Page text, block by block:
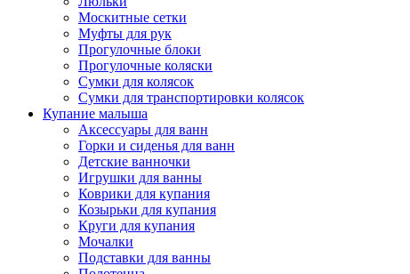
Москитные сетки
Муфты для рук
Прогулочные блоки
Прогулочные коляски
Сумки для колясок
Сумки для транспортировки колясок
Купание малыша
Аксессуары для ванн
Горки и сиденья для ванн
Детские ванночки
Игрушки для ванны
Коврики для купания
Козырьки для купания
Круги для купания
Мочалки
Подставки для ванны